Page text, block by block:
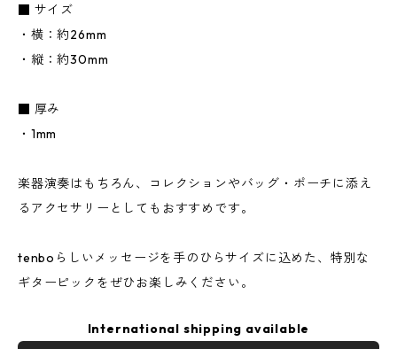
■ サイズ
・横：約26mm
・縦：約30mm
■ 厚み
・1mm
楽器演奏はもちろん、コレクションやバッグ・ポーチに添え
るアクセサリーとしてもおすすめです。
tenboらしいメッセージを手のひらサイズに込めた、特別な
ギターピックをぜひお楽しみください。
International shipping available